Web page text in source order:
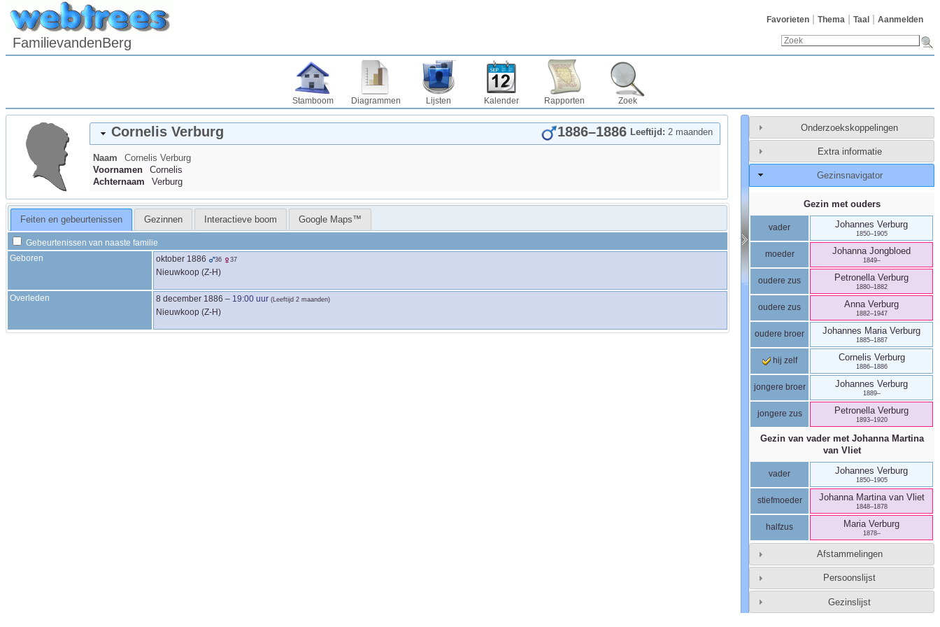
Favorieten Thema Taal Aanmelden
FamilievandenBerg
Stamboom Diagrammen Lijsten Kalender Rapporten Zoek
Cornelis Verburg Leeftijd: 2 maanden
1886–1886
Naam Cornelis Verburg
Voornamen
Cornelis
Achternaam
Verburg
Feiten en gebeurtenissen Gezinnen Interactieve boom Google Maps™
Gebeurtenissen van naaste familie
Geboren
oktober 1886 36 37
Nieuwkoop (Z-H)
Overleden 8 december 1886 – 19:00 uur (Leeftijd 2 maanden)
Nieuwkoop (Z-H)
Onderzoekskoppelingen
Extra informatie
Gezinsnavigator
Gezin met ouders
vader Johannes Verburg
1850–1905
moeder Johanna Jongbloed
1849–
oudere zus Petronella Verburg
1880–1882
oudere zus Anna Verburg
1882–1947
oudere broer Johannes Maria Verburg
1885–1887
hij zelf Cornelis Verburg
1886–1886
jongere broer Johannes Verburg
1889–
jongere zus Petronella Verburg
1893–1920
Gezin van vader met Johanna Martina
van Vliet
vader Johannes Verburg
1850–1905
stiefmoeder Johanna Martina van Vliet
1848–1878
halfzus Maria Verburg
1878–
Afstammelingen
Persoonslijst
Gezinslijst